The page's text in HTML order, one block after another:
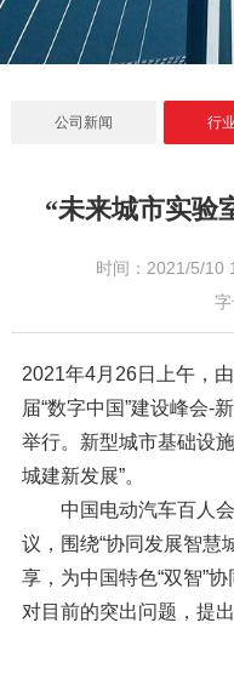
公司新闻 行
“未来城市实验
时间：2021/5/10
字
2021年4月26日上午，
届“数字中国”建设峰会-
举行。新型城市基础设
城建新发展”。
中国电动汽车百人会
议，围绕“协同发展智慧
享，为中国特色“双智”
对目前的突出问题，提